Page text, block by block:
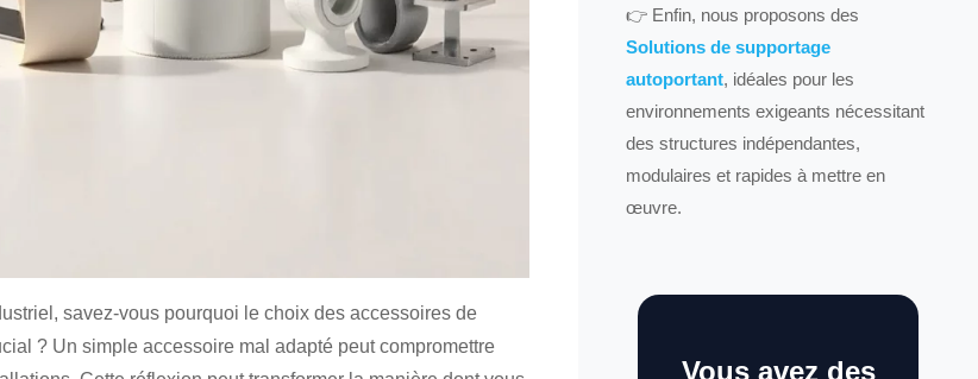
savez-vous pourquoi le choix des accessoires de
? Un simple accessoire mal adapté peut compromettre
👉 Enfin, nous proposons des
Solutions de supportage
autoportant, idéales pour les
environnements exigeants nécessitant
des structures indépendantes,
modulaires et rapides à mettre en
œuvre.
Vous avez des